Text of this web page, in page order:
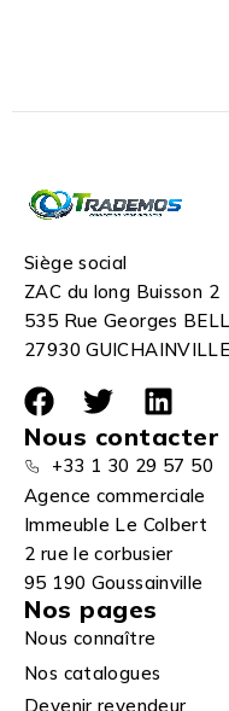
Siège social
ZAC du long Buisson 2
535 Rue Georges
27930 GUICHAINVILLE
Nous contacter
+33 1 30 29 57 50
Agence commerciale
Immeuble Le Colbert
2 rue le corbusier
95 190 Goussainville
Nos pages
Nous connaître
Nos catalogues
Devenir revendeur